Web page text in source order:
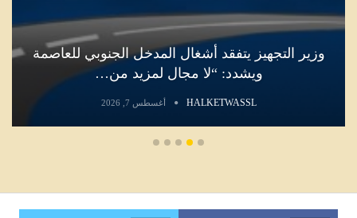
وزير التجهيز يتفقد أشغال المدخل الجنوبي للعاصمة
ويشدد: “لا مجال لمزيد من…
HALKETWASSL أغسطس 7, 2026